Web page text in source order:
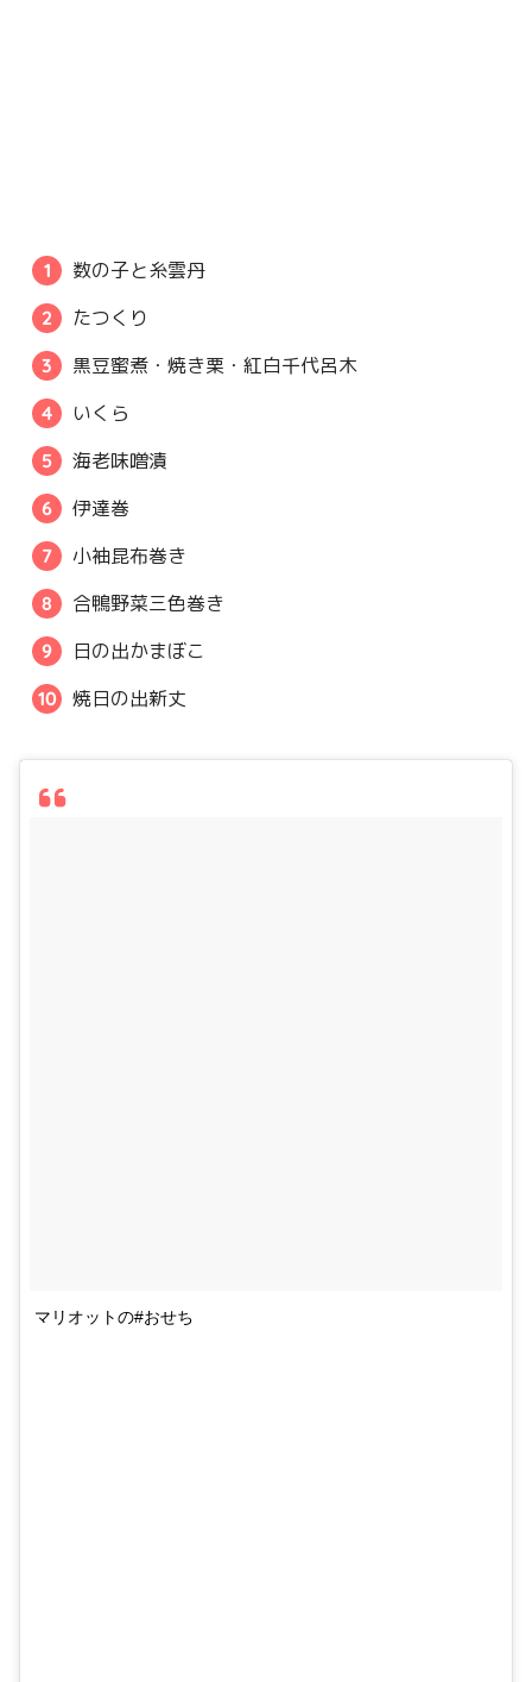
数の子と糸雲丹
たつくり
黒豆蜜煮・焼き栗・紅白千代呂木
いくら
海老味噌漬
伊達巻
小袖昆布巻き
合鴨野菜三色巻き
日の出かまぼこ
焼日の出新丈
マリオットの#おせち